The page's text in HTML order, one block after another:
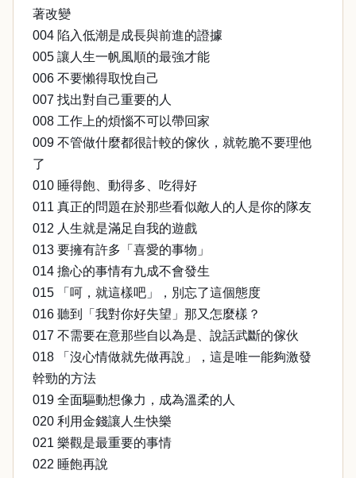
著改變
004 陷入低潮是成長與前進的證據
005 讓人生一帆風順的最強才能
006 不要懶得取悅自己
007 找出對自己重要的人
008 工作上的煩惱不可以帶回家
009 不管做什麼都很計較的傢伙，就乾脆不要理他
了
010 睡得飽、動得多、吃得好
011 真正的問題在於那些看似敵人的人是你的隊友
012 人生就是滿足自我的遊戲
013 要擁有許多「喜愛的事物」
014 擔心的事情有九成不會發生
015 「呵，就這樣吧」，別忘了這個態度
016 聽到「我對你好失望」那又怎麼樣？
017 不需要在意那些自以為是、說話武斷的傢伙
018 「沒心情做就先做再說」，這是唯一能夠激發
幹勁的方法
019 全面驅動想像力，成為溫柔的人
020 利用金錢讓人生快樂
021 樂觀是最重要的事情
022 睡飽再說